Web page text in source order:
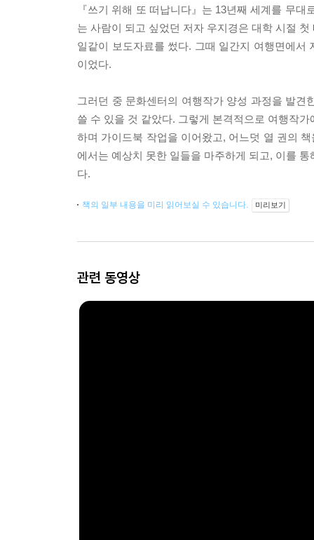
『쓰기 위해 또 떠납니다』는 13년째 세계를 무
는 사람이 되고 싶었던 저자 우지경은 대학 시절
일같이 보도자료를 썼다. 그때 일간지 여행면에
이었다.
그러던 중 문화센터의 여행작가 양성 과정을 발
쓸 수 있을 것 같았다. 그렇게 본격적으로 여행작
하며 가이드북 작업을 이어왔고, 어느덧 열 권의
에서는 예상치 못한 일들을 마주하게 되고, 이를
다.
책의 일부 내용을 미리 읽어보실 수 있습니다. 미리보기
관련 동영상